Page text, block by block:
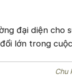
đại diện cho
lớn trong